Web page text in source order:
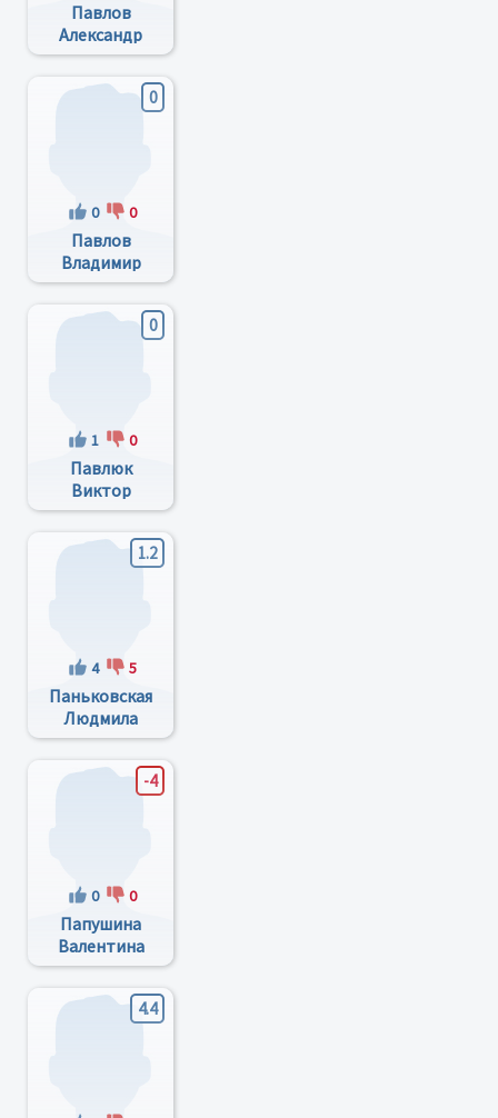
Павлов
Александр
Михайлович
0
0 0
Павлов
Владимир
Степанович
0
1 0
Павлюк
Виктор
Дмитриевич
1.2
4 5
Паньковская
Людмила
Сергеевна
-4
0 0
Папушина
Валентина
Антонівна
4.4